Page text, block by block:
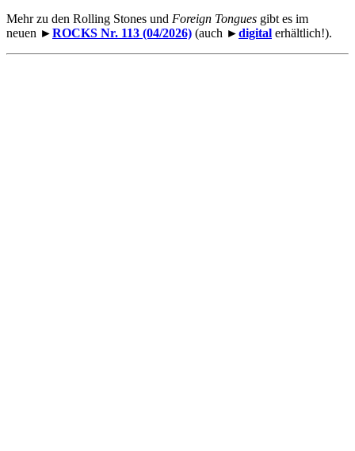
Mehr zu den Rolling Stones und Foreign Tongues gibt es im
neuen ►ROCKS Nr. 113 (04/2026) (auch ►digital erhältlich!).